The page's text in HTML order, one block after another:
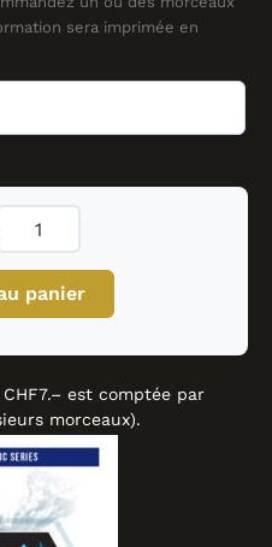
sera imprimée en
panier
est comptée par
morceaux).